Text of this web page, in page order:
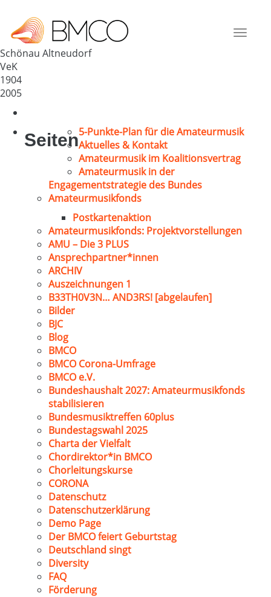
Toggle
Deutschland
69250
Schönau Altneudorf
VeK
1904
2005
Seiten5-Punkte-Plan für die Amateurmusik
Aktuelles & Kontakt
Amateurmusik im Koalitionsvertrag
Amateurmusik in der
Engagementstrategie des Bundes
Amateurmusikfonds
Postkartenaktion
Amateurmusikfonds: Projektvorstellungen
AMU – Die 3 PLUS
Ansprechpartner*innen
ARCHIV
Auszeichnungen 1
B33TH0V3N… AND3RS! [abgelaufen]
Bilder
BJC
Blog
BMCO
BMCO Corona-Umfrage
BMCO e.V.
Bundeshaushalt 2027: Amateurmusikfonds
stabilisieren
Bundesmusiktreffen 60plus
Bundestagswahl 2025
Charta der Vielfalt
Chordirektor*in BMCO
Chorleitungskurse
CORONA
Datenschutz
Datenschutzerklärung
Demo Page
Der BMCO feiert Geburtstag
Deutschland singt
Diversity
FAQ
Förderung